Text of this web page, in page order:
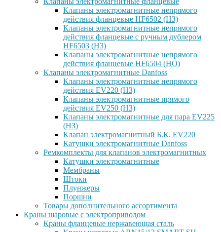
Клапаны электромагнитные непрямого
действия фланцевые HF6502 (НЗ)
Клапаны электромагнитные непрямого
действия фланцевые с ручным дублером
HF6503 (Н3)
Клапаны электромагнитные непрямого
действия фланцевые HF6504 (НО)
Клапаны электромагнитные Danfoss
Клапаны электромагнитные непрямого
действия EV220 (НЗ)
Клапаны электромагнитные прямого
действия EV250 (НЗ)
Клапаны электромагнитные для пара EV225
(НЗ)
Клапан электромагнитный Б.К. EV220
Катушки электромагнитные Danfoss
Ремкомплекты для клапанов электромагнитных
Катушки электромагнитные
Мембраны
Штоки
Плунжеры
Поршни
Товары дополнительного ассортимента
Краны шаровые с электроприводом
Краны фланцевые нержавеющая сталь